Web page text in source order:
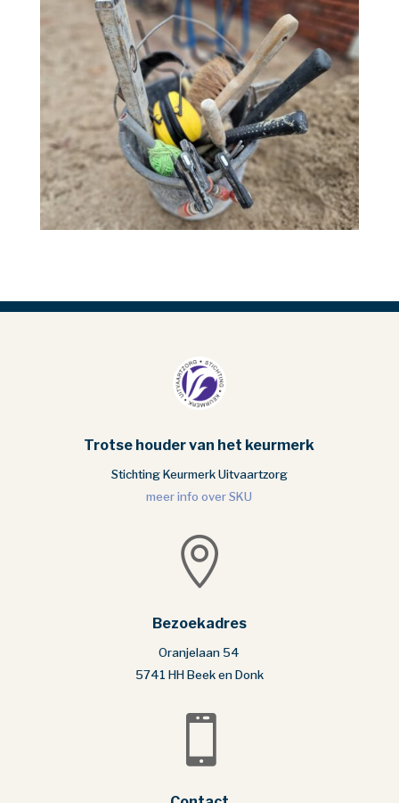
Trotse houder van het keurmerk
Stichting Keurmerk Uitvaartzorg
meer info over SKU

Bezoekadres
Oranjelaan 54
5741 HH Beek en Donk
